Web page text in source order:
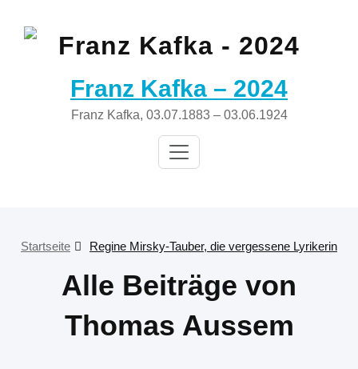
Inhalt
Franz Kafka – 2024
Franz Kafka, 03.07.1883 – 03.06.1924
Startseite Regine Mirsky-Tauber, die vergessene Lyrikerin
Alle Beiträge von
Thomas Aussem